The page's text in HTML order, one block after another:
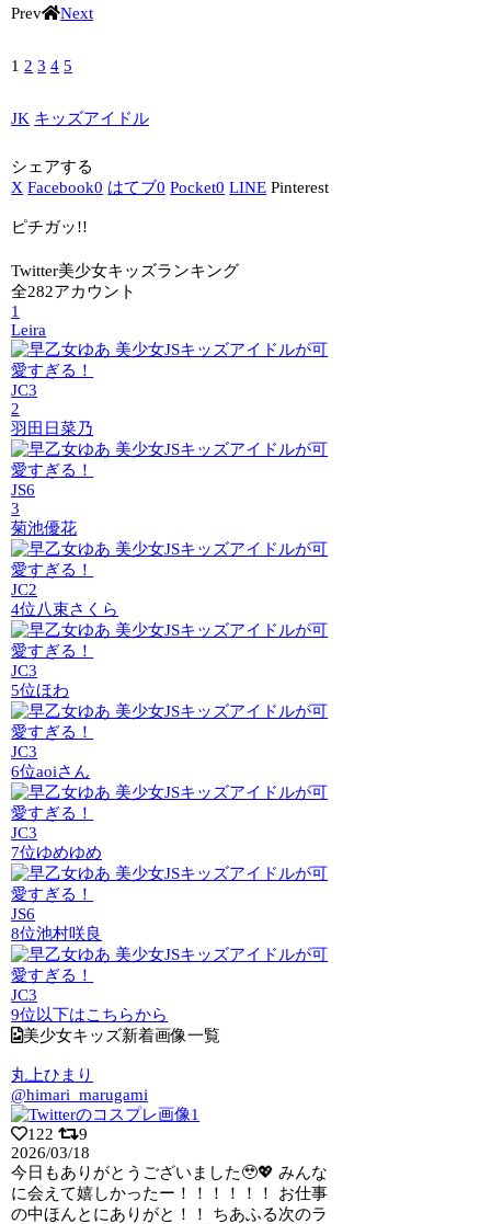
Prev Next
1 2 3 4 5
JK キッズアイドル
シェアする
X Facebook0 はてブ0 Pocket0 LINE Pinterest
ピチガッ!!
Twitter美少女キッズランキング
全282アカウント
1
Leira
JC3
2
羽田日菜乃
JS6
3
菊池優花
JC2
4位八束さくら
JC3
5位ほわ
JC3
6位aoiさん
JC3
7位ゆめゆめ
JS6
8位池村咲良
JC3
9位以下はこちらから
美少女キッズ新着画像一覧
丸上ひまり
@himari_marugami
122
9
2026/03/18
今日もありがとうございました🥹💖 みんな
に会えて嬉しかったー！！！！！！ お仕事
の中ほんとにありがと！！ ちあふる次のラ